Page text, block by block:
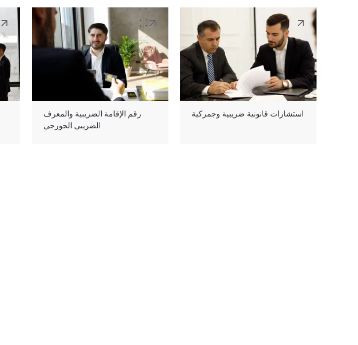
رقم الإقامة الضريبية والمعرف
الضريبي الجورجي
استشارات قانونية ضريبية وجمركية